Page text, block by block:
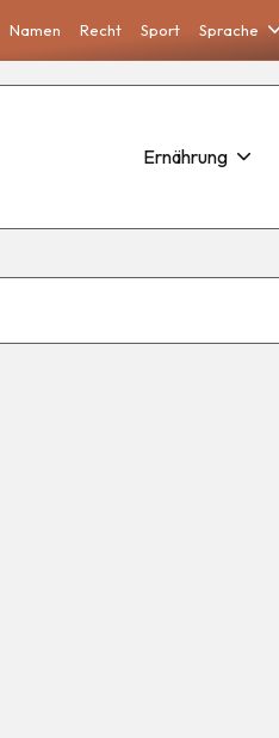
Namen Recht Sport Sprache
Ernährung